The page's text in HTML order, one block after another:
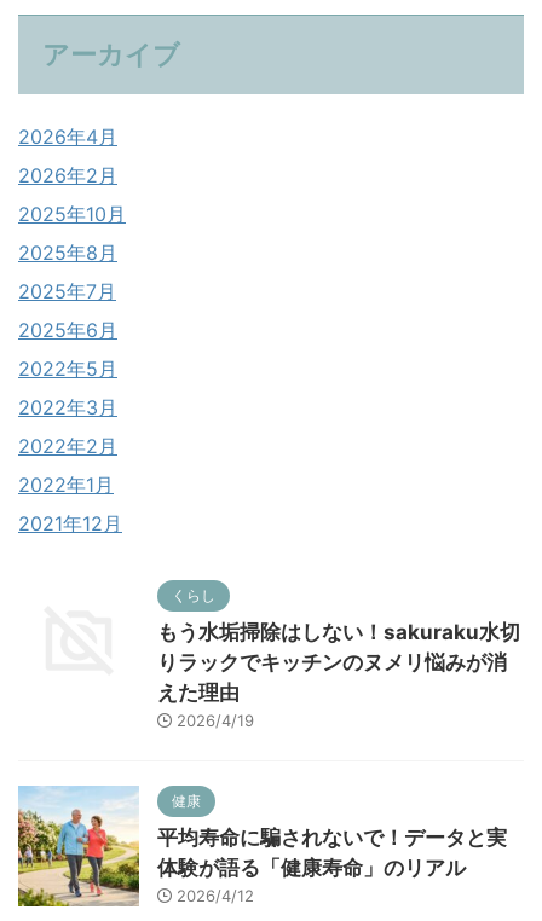
アーカイブ
2026年4月
2026年2月
2025年10月
2025年8月
2025年7月
2025年6月
2022年5月
2022年3月
2022年2月
2022年1月
2021年12月
くらし
もう水垢掃除はしない！sakuraku水切
りラックでキッチンのヌメリ悩みが消
えた理由
2026/4/19
健康
平均寿命に騙されないで！データと実
体験が語る「健康寿命」のリアル
2026/4/12